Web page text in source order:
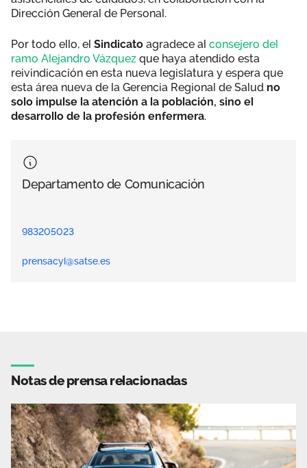
Dirección General de Personal.
Por todo ello, el Sindicato agradece al consejero del
ramo Alejandro Vázquez que haya atendido esta
reivindicación en esta nueva legislatura y espera que
esta área nueva de la Gerencia Regional de Salud no
solo impulse la atención a la población, sino el
desarrollo de la profesión enfermera.
Departamento de Comunicación
983205023
prensacyl@satse.es
Notas de prensa relacionadas